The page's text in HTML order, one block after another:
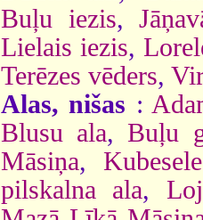
Buļu iezis,
Lielais iezis,
Terēzes vēders,
Alas, nišas :
Blusu ala,Buļu
Māsiņa,
pilskalna ala,